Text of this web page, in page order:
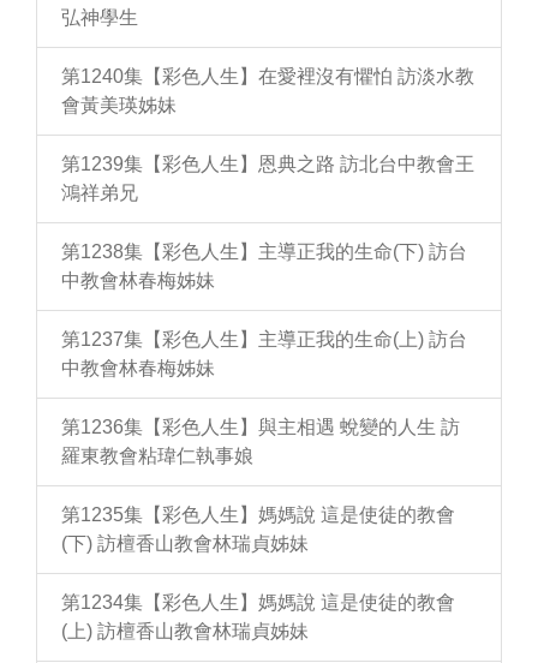
弘神學生
第1240集【彩色人生】在愛裡沒有懼怕 訪淡水教
會黃美瑛姊妹
第1239集【彩色人生】恩典之路 訪北台中教會王
鴻祥弟兄
第1238集【彩色人生】主導正我的生命(下) 訪台
中教會林春梅姊妹
第1237集【彩色人生】主導正我的生命(上) 訪台
中教會林春梅姊妹
第1236集【彩色人生】與主相遇 蛻變的人生 訪
羅東教會粘瑋仁執事娘
第1235集【彩色人生】媽媽說 這是使徒的教會
(下) 訪檀香山教會林瑞貞姊妹
第1234集【彩色人生】媽媽說 這是使徒的教會
(上) 訪檀香山教會林瑞貞姊妹